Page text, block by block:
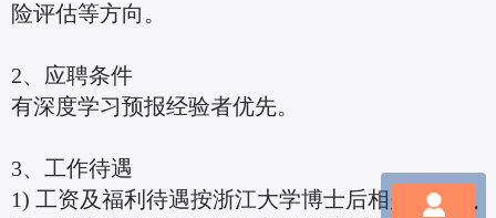
险评估等方向。
2、应聘条件
有深度学习预报经验者优先。
3、工作待遇
1) 工资及福利待遇按浙江大学博士后相关规定执